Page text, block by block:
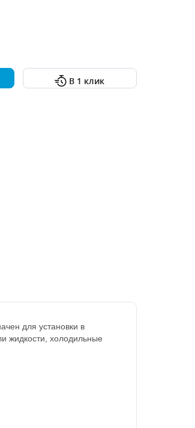
В 1 клик
для установки в
жидкости, холодильные